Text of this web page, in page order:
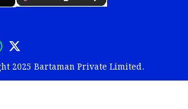
2025 Bartaman Private Limited.